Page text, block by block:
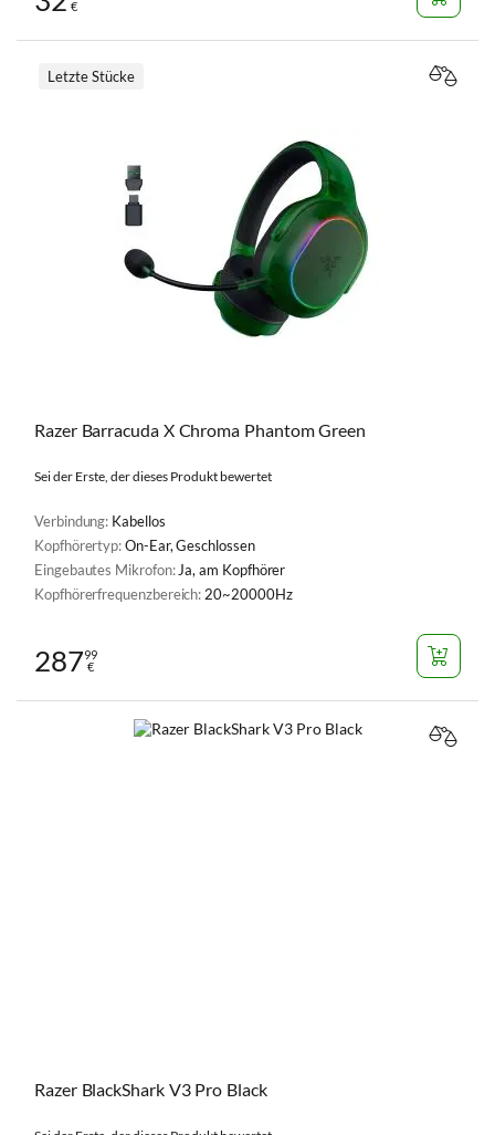
€
Razer Barracuda X Chroma Phantom Green
Sei der Erste, der dieses Produkt bewertet
Verbindung: Kabellos
Kopfhörertyp:On-Ear, Geschlossen
Eingebautes Mikrofon: Ja, am Kopfhörer
Kopfhörerfrequenzbereich: 20~20000Hz
Letzte Stücke
28799
€
Razer BlackShark V3 Pro Black